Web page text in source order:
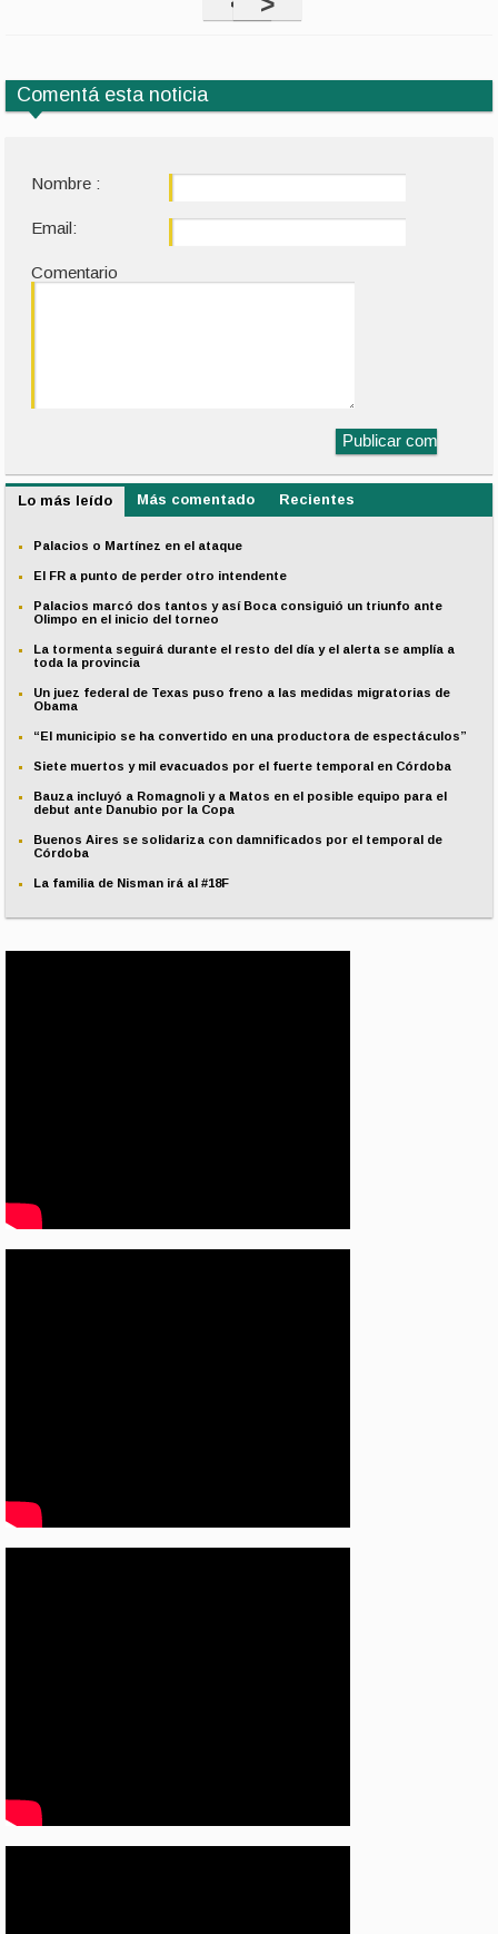
Comentá esta noticia
Nombre :
Email:
Comentario
Lo más leído Más comentado Recientes
Palacios o Martínez en el ataque
El FR a punto de perder otro intendente
Palacios marcó dos tantos y así Boca consiguió un triunfo ante
Olimpo en el inicio del torneo
La tormenta seguirá durante el resto del día y el alerta se amplía a
toda la provincia
Un juez federal de Texas puso freno a las medidas migratorias de
Obama
“El municipio se ha convertido en una productora de espectáculos”
Siete muertos y mil evacuados por el fuerte temporal en Córdoba
Bauza incluyó a Romagnoli y a Matos en el posible equipo para el
debut ante Danubio por la Copa
Buenos Aires se solidariza con damnificados por el temporal de
Córdoba
La familia de Nisman irá al #18F